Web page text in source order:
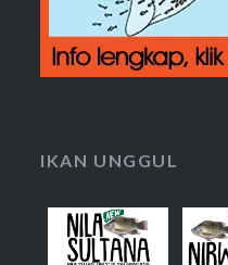
IKAN UNGGUL